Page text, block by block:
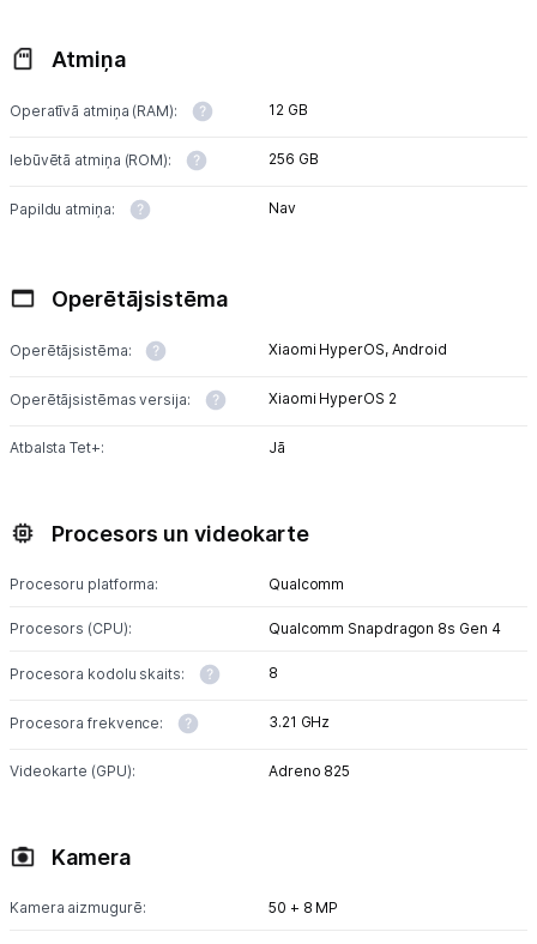
Atmiņa
Operatīvā atmiņa (RAM): 12 GB
Iebūvētā atmiņa (ROM): 256 GB
Papildu atmiņa: Nav
Operētājsistēma
Operētājsistēma: Xiaomi HyperOS, Android
Operētājsistēmas versija: Xiaomi HyperOS 2
Atbalsta Tet+: Jā
Procesors un videokarte
Procesoru platforma: Qualcomm
Procesors (CPU): Qualcomm Snapdragon 8s Gen 4
Procesora kodolu skaits: 8
Procesora frekvence: 3.21 GHz
Videokarte (GPU): Adreno 825
Kamera
Kamera aizmugurē: 50 + 8 MP